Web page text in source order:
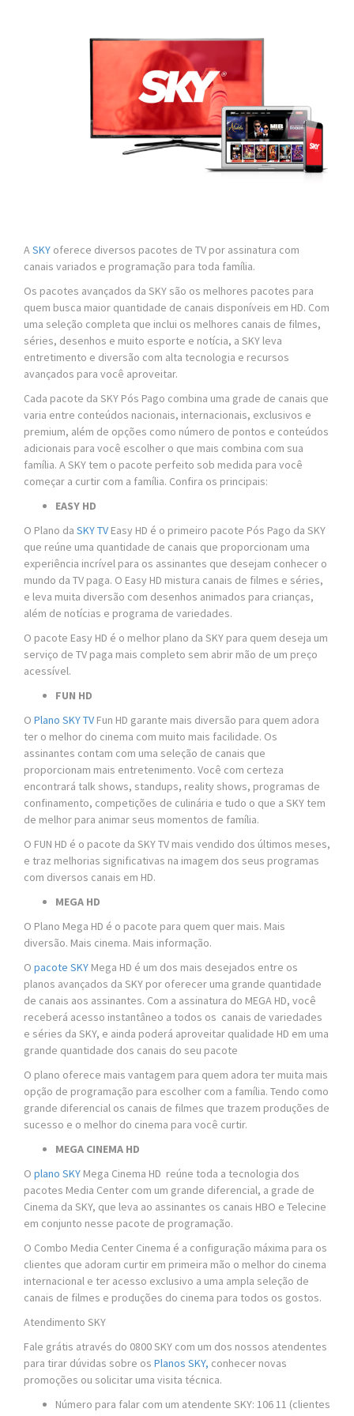
ASKY oferece diversos pacotes de TV por assinatura com
canais variados e programação para toda família.
Os pacotes avançados da SKY são os melhores pacotes para
quem busca maior quantidade de canais disponíveis em HD. Com
uma seleção completa que inclui os melhores canais de filmes,
séries, desenhos e muito esporte e notícia, a SKY leva
entretimento e diversão com alta tecnologia e recursos
avançados para você aproveitar.
Cada pacote da SKY Pós Pago combina uma grade de canais que
varia entre conteúdos nacionais, internacionais, exclusivos e
premium, além de opções como número de pontos e conteúdos
adicionais para você escolher o que mais combina com sua
família. A SKY tem o pacote perfeito sob medida para você
começar a curtir com a família. Confira os principais:
EASY HD
O Plano da SKY TV Easy HD é o primeiro pacote Pós Pago da SKY
que reúne uma quantidade de canais que proporcionam uma
experiência incrível para os assinantes que desejam conhecer o
mundo da TV paga. O Easy HD mistura canais de filmes e séries,
e leva muita diversão com desenhos animados para crianças,
além de notícias e programa de variedades.
O pacote Easy HD é o melhor plano da SKY para quem deseja um
serviço de TV paga mais completo sem abrir mão de um preço
acessível.
FUN HD
O Plano SKY TV Fun HD garante mais diversão para quem adora
ter o melhor do cinema com muito mais facilidade. Os
assinantes contam com uma seleção de canais que
proporcionam mais entretenimento. Você com certeza
encontrará talk shows, standups, reality shows, programas de
confinamento, competições de culinária e tudo o que a SKY tem
de melhor para animar seus momentos de família.
O FUN HD é o pacote da SKY TV mais vendido dos últimos meses,
e traz melhorias significativas na imagem dos seus programas
com diversos canais em HD.
MEGA HD
O Plano Mega HD é o pacote para quem quer mais. Mais
diversão. Mais cinema. Mais informação.
O pacote SKY Mega HD é um dos mais desejados entre os
planos avançados da SKY por oferecer uma grande quantidade
de canais aos assinantes. Com a assinatura do MEGA HD, você
receberá acesso instantâneo a todos os canais de variedades
e séries da SKY, e ainda poderá aproveitar qualidade HD em uma
grande quantidade dos canais do seu pacote
O plano oferece mais vantagem para quem adora ter muita mais
opção de programação para escolher com a família. Tendo como
grande diferencial os canais de filmes que trazem produções de
sucesso e o melhor do cinema para você curtir.
MEGA CINEMA HD
O plano SKY Mega Cinema HD reúne toda a tecnologia dos
pacotes Media Center com um grande diferencial, a grade de
Cinema da SKY, que leva ao assinantes os canais HBO e Telecine
em conjunto nesse pacote de programação.
O Combo Media Center Cinema é a configuração máxima para os
clientes que adoram curtir em primeira mão o melhor do cinema
internacional e ter acesso exclusivo a uma ampla seleção de
canais de filmes e produções do cinema para todos os gostos.
Atendimento SKY
Fale grátis através do 0800 SKY com um dos nossos atendentes
para tirar dúvidas sobre os Planos SKY, conhecer novas
promoções ou solicitar uma visita técnica.
Número para falar com um atendente SKY: 106 11 (clientes